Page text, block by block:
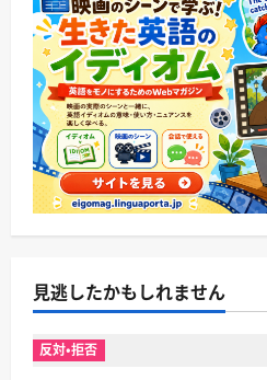
見逃したかもしれません
反対・拒否